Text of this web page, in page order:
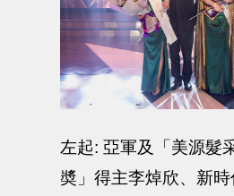
左起: 亞軍及「美源髮
奬」得主李焯欣、新